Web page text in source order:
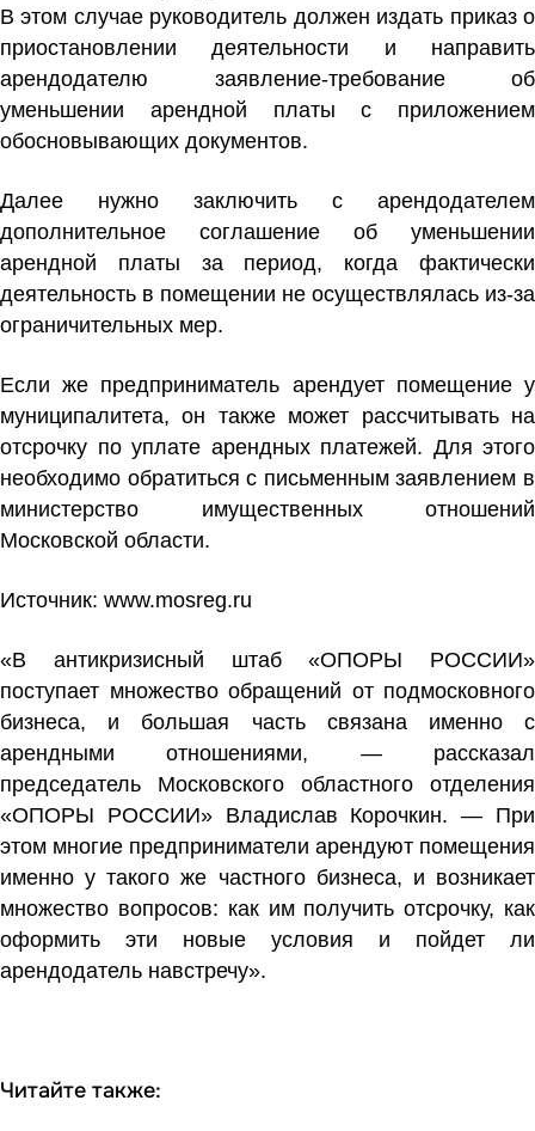
В этом случае руководитель должен издать приказ о
приостановлении деятельности и направить
арендодателю заявление-требование об
уменьшении арендной платы с приложением
обосновывающих документов.
Далее нужно заключить с арендодателем
дополнительное соглашение об уменьшении
арендной платы за период, когда фактически
деятельность в помещении не осуществлялась из-за
ограничительных мер.
Если же предприниматель арендует помещение у
муниципалитета, он также может рассчитывать на
отсрочку по уплате арендных платежей. Для этого
необходимо обратиться с письменным заявлением в
министерство имущественных отношений
Московской области.
Источник: www.mosreg.ru
«В антикризисный штаб«ОПОРЫ РОССИИ»
поступает множество обращений от подмосковного
бизнеса, и большая часть связана именно с
арендными отношениями, — рассказал
председатель Московского областного отделения
«ОПОРЫ РОССИИ» Владислав Корочкин. — При
этом многие предприниматели арендуют помещения
именно у такого же частного бизнеса, и возникает
множество вопросов: как им получить отсрочку, как
оформить эти новые условия и пойдет ли
арендодатель навстречу».
Читайте также: